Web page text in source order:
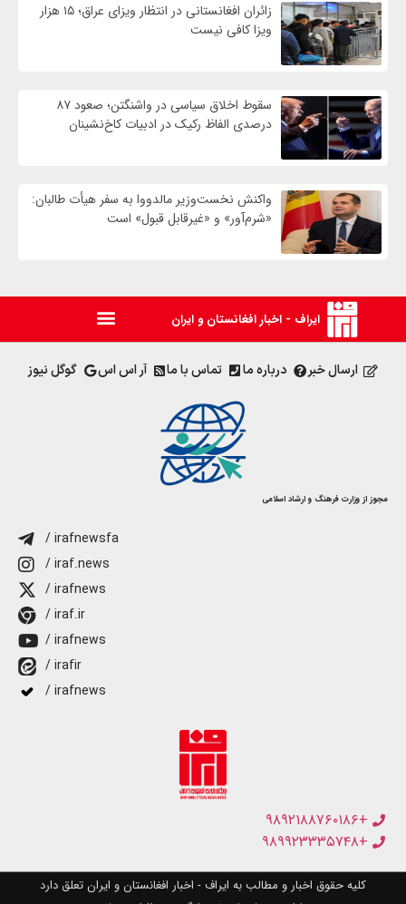
زائران افغانستانی در انتظار ویزای عراق؛ ۱۵ هزار
ویزا کافی نیست
سقوط اخلاق سیاسی در واشنگتن؛ صعود ۸۷
درصدی الفاظ رکیک در ادبیات کاخ‌نشینان
واکنش نخست‌وزیر مالدووا به سفر هیأت طالبان:
«شرم‌آور» و «غیرقابل قبول» است
ایراف - اخبار افغانستان و ایران
ارسال خبر درباره ما تماس با ما آر اس اس گوگل نیوز
مجوز از وزارت فرهنگ و ارشاد اسلامی
/ irafnewsfa
/ iraf.news
/ irafnews
/ iraf.ir
/ irafnews
/ irafir
/ irafnews
+۹۸۹۲۱۸۸۷۶۰۱۸۶
+۹۸۹۹۲۳۳۳۵۷۴۸
کلیه حقوق اخبار و مطالب به ایراف - اخبار افغانستان و ایران تعلق دارد